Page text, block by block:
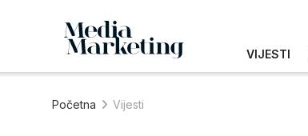
VIJESTI
Početna Vijesti